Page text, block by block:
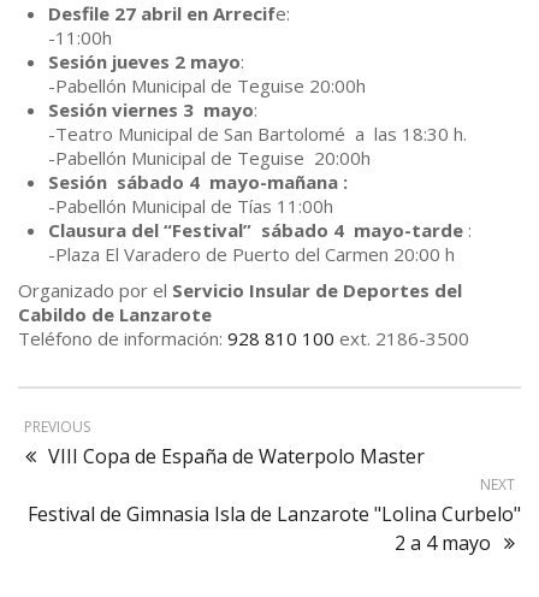
Desfile 27 abril en Arrecife:
-11:00h
Sesión jueves 2 mayo:
-Pabellón Municipal de Teguise 20:00h
Sesión viernes 3 mayo:
-Teatro Municipal de San Bartolomé a las 18:30 h.
-Pabellón Municipal de Teguise 20:00h
Sesión sábado 4 mayo-mañana :
-Pabellón Municipal de Tías 11:00h
Clausura del “Festival” sábado 4 mayo-tarde :
-Plaza El Varadero de Puerto del Carmen 20:00 h
Organizado por el Servicio Insular de Deportes del
Cabildo de Lanzarote
Teléfono de información: 928 810 100 ext. 2186-3500
PREVIOUS
VIII Copa de España de Waterpolo Master
NEXT
Festival de Gimnasia Isla de Lanzarote "Lolina Curbelo"
2 a 4 mayo